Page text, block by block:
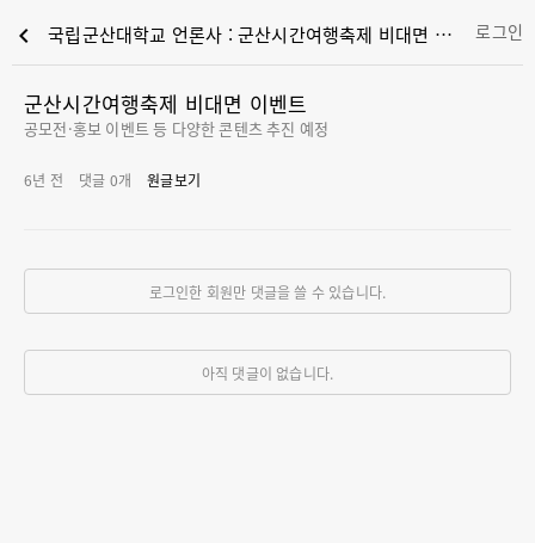
chevron_left 국립군산대학교 언론사 : 군산시간여행축제 비대면 이벤트 로그인
군산시간여행축제 비대면 이벤트
공모전·홍보 이벤트 등 다양한 콘텐츠 추진 예정
6년 전 댓글 0개 원글보기
로그인한 회원만 댓글을 쓸 수 있습니다.
아직 댓글이 없습니다.